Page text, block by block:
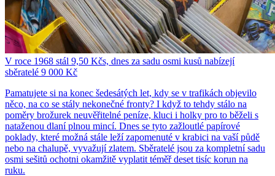
V roce 1968 stál 9,50 Kčs, dnes za sadu osmi kusů nabízejí
sběratelé 9 000 Kč
Pamatujete si na konec šedesátých let, kdy se v trafikách objevilo
něco, na co se stály nekonečné fronty? I když to tehdy stálo na
poměry brožurek neuvěřitelné peníze, kluci i holky pro to běželi s
nataženou dlaní plnou mincí. Dnes se tyto zažloutlé papírové
poklady, které možná stále leží zapomenuté v krabici na vaší půdě
nebo na chalupě, vyvažují zlatem. Sběratelé jsou za kompletní sadu
osmi sešitů ochotni okamžitě vyplatit téměř deset tisíc korun na
ruku.